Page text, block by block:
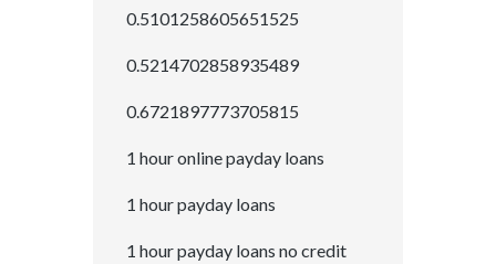
0.5101258605651525
0.5214702858935489
0.6721897773705815
1 hour online payday loans
1 hour payday loans
1 hour payday loans no credit